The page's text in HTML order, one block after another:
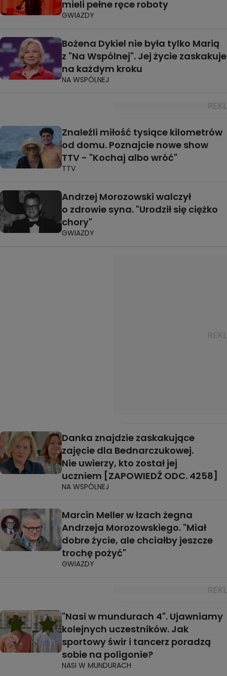
mieli pełne ręce roboty
GWIAZDY
Bożena Dykiel nie była tylko Marią
z "Na Wspólnej". Jej życie zaskakuje
na każdym kroku
NA WSPÓLNEJ
Znaleźli miłość tysiące kilometrów
od domu. Poznajcie nowe show
TTV - "Kochaj albo wróć"
TTV
Andrzej Morozowski walczył
o zdrowie syna. "Urodził się ciężko
chory"
GWIAZDY
Danka znajdzie zaskakujące
zajęcie dla Bednarczukowej.
Nie uwierzy, kto został jej
uczniem [ZAPOWIEDŹ ODC. 4258]
NA WSPÓLNEJ
Marcin Meller w łzach żegna
Andrzeja Morozowskiego. "Miał
dobre życie, ale chciałby jeszcze
trochę pożyć"
GWIAZDY
"Nasi w mundurach 4". Ujawniamy
kolejnych uczestników. Jak
sportowy świr i tancerz poradzą
sobie na poligonie?
NASI W MUNDURACH